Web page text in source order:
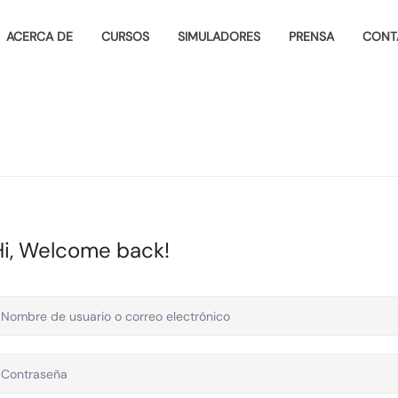
ACERCA DE CURSOS SIMULADORES PRENSA
Welcome back!